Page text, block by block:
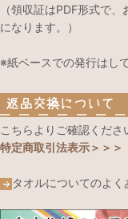
（領収証はPDF形式で
になります。）
※紙ベースでの発行はし
こちらよりご確認くださ
特定商取引法表示＞＞＞
タオルについてのよく